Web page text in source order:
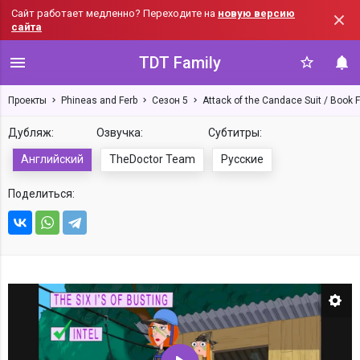
Сайт работает медленно? Переходите на новую версию
сайта
TDT Family
Проекты Phineas and Ferb Сезон 5 Attack of the Candace Suit / Book
Дубляж:
Английский
Озвучка:
TheDoctor Team
Субтитры:
Русские
Поделиться: